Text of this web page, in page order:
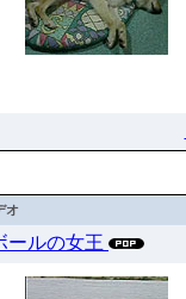
オ
ールの女王